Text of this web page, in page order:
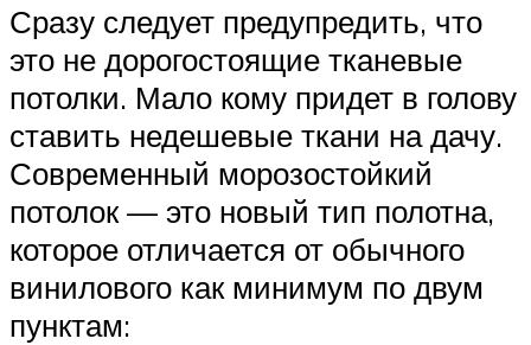
Сразу следует предупредить, что
это не дорогостоящие тканевые
потолки. Мало кому придет в голову
ставить недешевые ткани на дачу.
Современный морозостойкий
потолок — это новый тип полотна,
которое отличается от обычного
винилового как минимум по двум
пунктам: